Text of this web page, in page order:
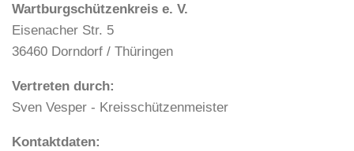
Wartburgschützenkreis e. V.
Eisenacher Str. 5
36460 Dorndorf / Thüringen
Vertreten durch:
Sven Vesper - Kreisschützenmeister
Kontaktdaten: